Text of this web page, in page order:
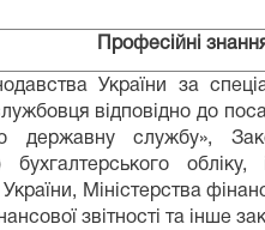
Професійні
України за
відповідно до
державну службу»,
бухгалтерського
Міністерства
звітності та інше